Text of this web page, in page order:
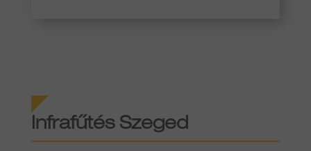
Infrafűtés Szeged